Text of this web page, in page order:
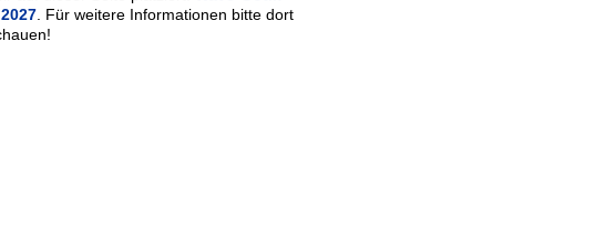
. Für weitere Informationen bitte dort